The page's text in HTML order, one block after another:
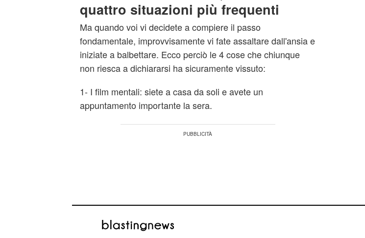
quattro situazioni più frequenti
Ma quando voi vi decidete a compiere il passo
fondamentale, improvvisamente vi fate assaltare dall'ansia e
iniziate a balbettare. Ecco perciò le 4 cose che chiunque
non riesca a dichiararsi ha sicuramente vissuto:
1- I film mentali: siete a casa da soli e avete un
appuntamento importante la sera.